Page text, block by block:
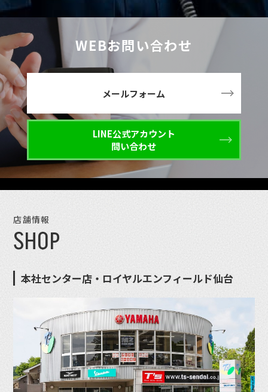
WEBお問い合わせ
メールフォーム
LINE公式アカウント
問い合わせ
店舗情報
SHOP
本社センター店・ロイヤルエンフィールド仙台